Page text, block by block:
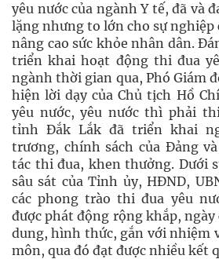
yêu nước của ngành Y tế, đã và
lặng nhưng to lớn cho sự nghiệp
nâng cao sức khỏe nhân dân.
triển khai hoạt động thi đua
ngành thời gian qua, Phó Giám
hiện lời dạy của Chủ tịch Hồ
yêu nước, yêu nước thì phải
tỉnh Đắk Lắk đã triển khai
trương, chính sách của Đảng
tác thi đua, khen thưởng. Dưới
sâu sát của Tỉnh ủy, HĐND,
các phong trào thi đua yêu
được phát động rộng khắp,
dung, hình thức, gắn với nhiệm
môn, qua đó đạt được nhiều kết